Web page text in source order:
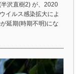
沢直樹2) が、2020
イルス感染拡大によ
延期(時期不明)にな